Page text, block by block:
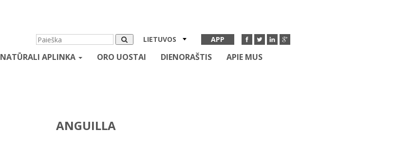
APP
LIETUVOS
NATŪRALI APLINKA ORO UOSTAI DIENORAŠTIS APIE MUS
ANGUILLA